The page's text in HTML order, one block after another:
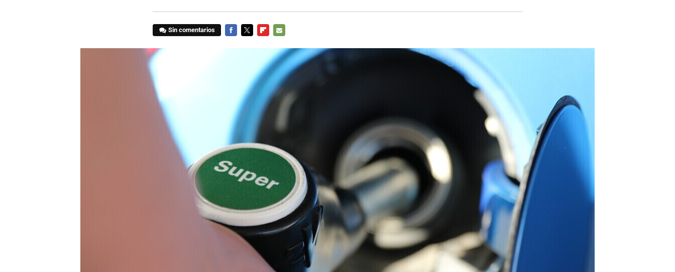
Sin comentarios
MAIL